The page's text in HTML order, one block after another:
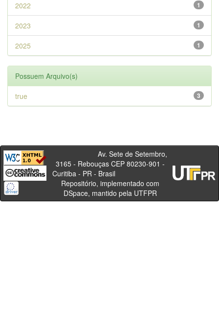
1
2022
1
2023
1
2025
Possuem Arquivo(s)
3
true
Av. Sete de Setembro,
3165 - Rebouças CEP 80230-901 -
Curitiba - PR - Brasil
Repositório, implementado com
DSpace, mantido pela UTFPR